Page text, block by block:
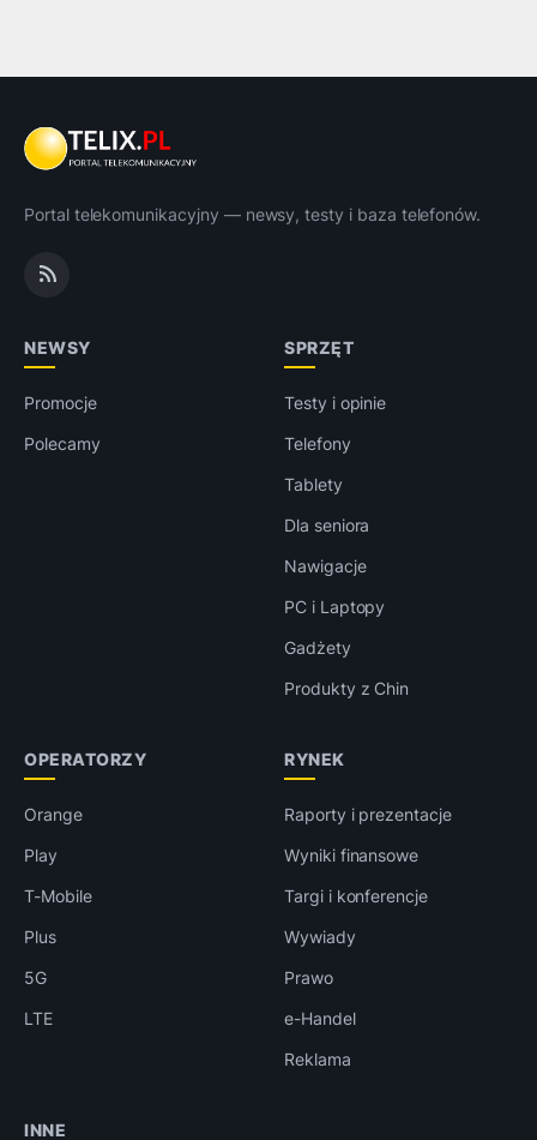
Portal telekomunikacyjny — newsy, testy i baza telefonów.
NEWSY
Promocje
Polecamy
SPRZĘT
Testy i opinie
Telefony
Tablety
Dla seniora
Nawigacje
PC i Laptopy
Gadżety
Produkty z Chin
OPERATORZY
Orange
Play
T-Mobile
Plus
5G
LTE
RYNEK
Raporty i prezentacje
Wyniki finansowe
Targi i konferencje
Wywiady
Prawo
e-Handel
Reklama
INNE